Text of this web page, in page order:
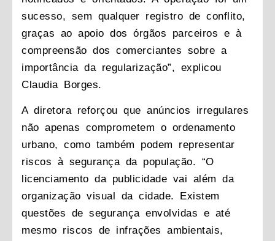
sucesso, sem qualquer registro de conflito,
graças ao apoio dos órgãos parceiros e à
compreensão dos comerciantes sobre a
importância da regularização”, explicou
Claudia Borges.
A diretora reforçou que anúncios irregulares
não apenas comprometem o ordenamento
urbano, como também podem representar
riscos à segurança da população. “O
licenciamento da publicidade vai além da
organização visual da cidade. Existem
questões de segurança envolvidas e até
mesmo riscos de infrações ambientais,